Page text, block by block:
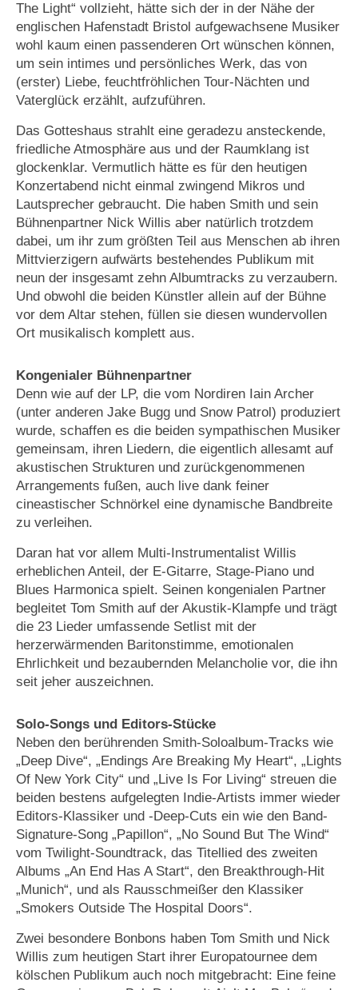
The Light“ vollzieht, hätte sich der in der Nähe der
englischen Hafenstadt Bristol aufgewachsene Musiker
wohl kaum einen passenderen Ort wünschen können,
um sein intimes und persönliches Werk, das von
(erster) Liebe, feuchtfröhlichen Tour-Nächten und
Vaterglück erzählt, aufzuführen.
Das Gotteshaus strahlt eine geradezu ansteckende,
friedliche Atmosphäre aus und der Raumklang ist
glockenklar. Vermutlich hätte es für den heutigen
Konzertabend nicht einmal zwingend Mikros und
Lautsprecher gebraucht. Die haben Smith und sein
Bühnenpartner Nick Willis aber natürlich trotzdem
dabei, um ihr zum größten Teil aus Menschen ab ihren
Mittvierzigern aufwärts bestehendes Publikum mit
neun der insgesamt zehn Albumtracks zu verzaubern.
Und obwohl die beiden Künstler allein auf der Bühne
vor dem Altar stehen, füllen sie diesen wundervollen
Ort musikalisch komplett aus.
Kongenialer Bühnenpartner
Denn wie auf der LP, die vom Nordiren Iain Archer
(unter anderen Jake Bugg und Snow Patrol) produziert
wurde, schaffen es die beiden sympathischen Musiker
gemeinsam, ihren Liedern, die eigentlich allesamt auf
akustischen Strukturen und zurückgenommenen
Arrangements fußen, auch live dank feiner
cineastischer Schnörkel eine dynamische Bandbreite
zu verleihen.
Daran hat vor allem Multi-Instrumentalist Willis
erheblichen Anteil, der E-Gitarre, Stage-Piano und
Blues Harmonica spielt. Seinen kongenialen Partner
begleitet Tom Smith auf der Akustik-Klampfe und trägt
die 23 Lieder umfassende Setlist mit der
herzerwärmenden Baritonstimme, emotionalen
Ehrlichkeit und bezaubernden Melancholie vor, die ihn
seit jeher auszeichnen.
Solo-Songs und Editors-Stücke
Neben den berührenden Smith-Soloalbum-Tracks wie
„Deep Dive“, „Endings Are Breaking My Heart“, „Lights
Of New York City“ und „Live Is For Living“ streuen die
beiden bestens aufgelegten Indie-Artists immer wieder
Editors-Klassiker und -Deep-Cuts ein wie den Band-
Signature-Song „Papillon“, „No Sound But The Wind“
vom Twilight-Soundtrack, das Titellied des zweiten
Albums „An End Has A Start“, den Breakthrough-Hit
„Munich“, und als Rausschmeißer den Klassiker
„Smokers Outside The Hospital Doors“.
Zwei besondere Bonbons haben Tom Smith und Nick
Willis zum heutigen Start ihrer Europatournee dem
kölschen Publikum auch noch mitgebracht: Eine feine